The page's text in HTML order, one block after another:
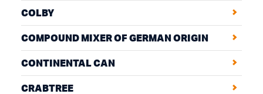
COLBY
COMPOUND MIXER OF GERMAN ORIGIN
CONTINENTAL CAN
CRABTREE